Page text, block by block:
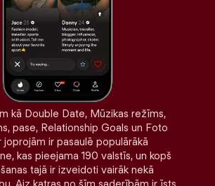
kā Double Date, Mūzikas režīms,
pase, Relationship Goals un Foto
ir pasaulē populārākā
kas pieejama 190 valstīs, un kopš
tajā ir izveidoti vairāk nekā